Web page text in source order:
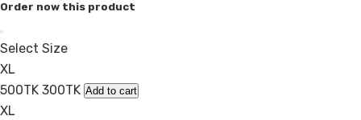
Order now this product
Select Size
XL
500TK 300TK Add to cart
XL